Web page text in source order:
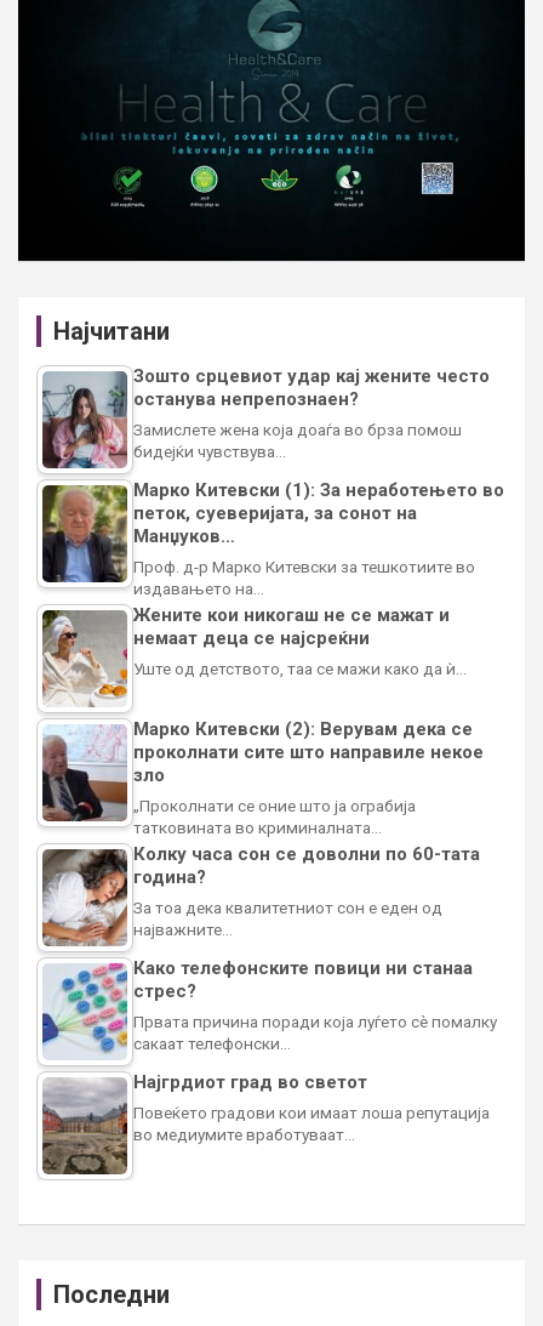
Најчитани
Зошто срцевиот удар кај жените често
останува непрепознаен?
Замислете жена која доаѓа во брза помош
бидејќи чувствува…
Марко Китевски (1): За неработењето во
петок, суеверијата, за сонот на
Манџуков…
Проф. д-р Марко Китевски за тешкотиите во
издавањето на…
Жените кои никогаш не се мажат и
немаат деца се најсреќни
Уште од детството, таа се мажи како да ѝ…
Марко Китевски (2): Верувам дека се
проколнати сите што направиле некое
зло
„Проколнати се оние што ја ограбија
татковината во криминалната…
Колку часа сон се доволни по 60-тата
година?
За тоа дека квалитетниот сон е еден од
најважните…
Како телефонските повици ни станаа
стрес?
Првата причина поради која луѓето сè помалку
сакаат телефонски…
Најгрдиот град во светот
Повеќето градови кои имаат лоша репутација
во медиумите вработуваат…
Последни